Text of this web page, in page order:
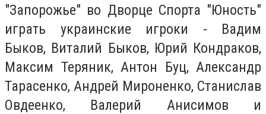
"Запорожье" во Дворце Спорта "Юность"
играть украинские игроки - Вадим
Быков, Виталий Быков, Юрий Кондраков,
Максим Теряник, Антон Буц, Александр
Тарасенко, Андрей Мироненко, Станислав
Овдеенко, Валерий Анисимов и